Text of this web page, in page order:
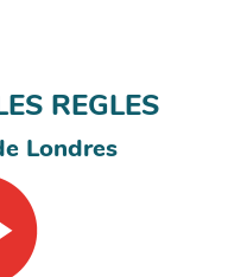
REGLES
Londres